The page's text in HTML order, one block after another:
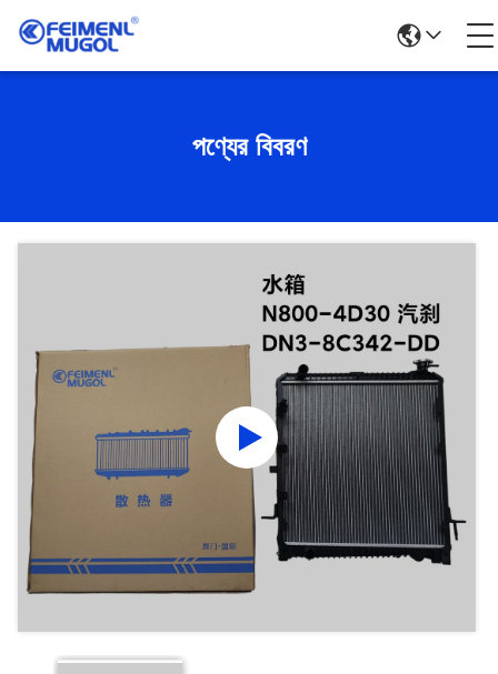
পণ্যের বিবরণ